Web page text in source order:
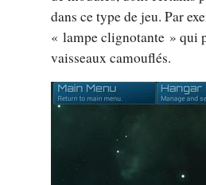
dans ce type de jeu. Par
« lampe clignotante » qui
vaisseaux camouflés.